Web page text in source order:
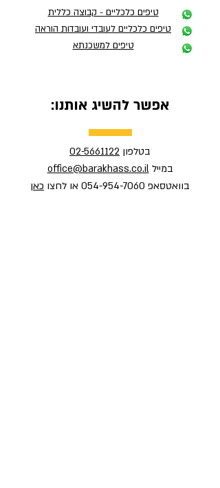
טיפים כלכליים - קבוצה כללית
טיפים כלכליים לעובדי ועובדות הוראה
טיפים למשכנתא
אפשר להשיג אותנו:
בטלפון 02-5661122
במיילoffice@barakhass.co.il
בוואטסאפ 054-954-7060 או לחצו כאן